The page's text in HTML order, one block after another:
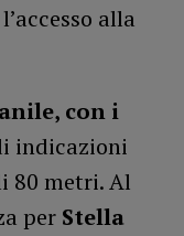
alla
con i
indicazioni
80 metri. Al
per Stella